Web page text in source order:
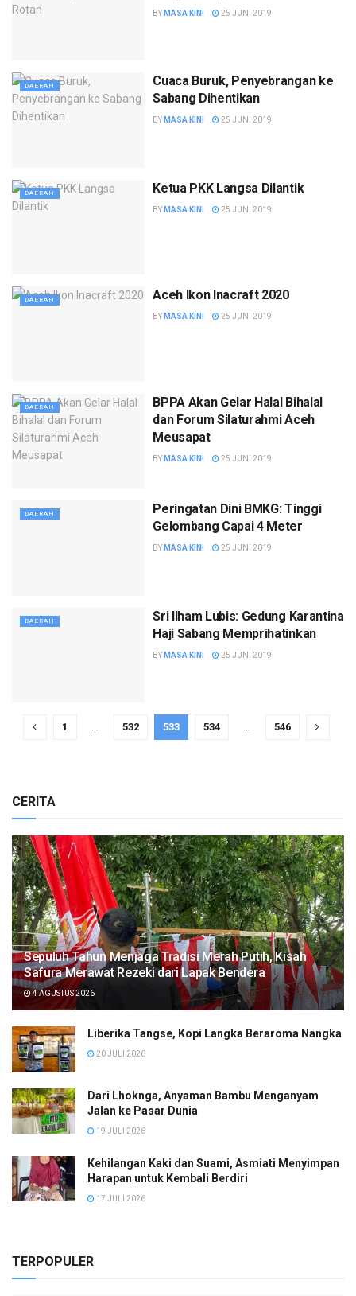
BY MASA KINI 25 JUNI 2019
DAERAH
Cuaca Buruk, Penyebrangan ke
Sabang Dihentikan
BY MASA KINI 25 JUNI 2019
DAERAH Ketua PKK Langsa Dilantik
BY MASA KINI 25 JUNI 2019
DAERAH Aceh Ikon Inacraft 2020
BY MASA KINI 25 JUNI 2019
DAERAH
BPPA Akan Gelar Halal Bihalal
dan Forum Silaturahmi Aceh
Meusapat
BY MASA KINI 25 JUNI 2019
DAERAH
Peringatan Dini BMKG: Tinggi
Gelombang Capai 4 Meter
BY MASA KINI 25 JUNI 2019
DAERAH
Sri Ilham Lubis: Gedung Karantina
Haji Sabang Memprihatinkan
BY MASA KINI 25 JUNI 2019
1 … 532 533 534 … 546
CERITA
Sepuluh Tahun Menjaga Tradisi Merah Putih, Kisah
Safura Merawat Rezeki dari Lapak Bendera
4 AGUSTUS 2026
Liberika Tangse, Kopi Langka Beraroma Nangka
20 JULI 2026
Dari Lhoknga, Anyaman Bambu Menganyam
Jalan ke Pasar Dunia
19 JULI 2026
Kehilangan Kaki dan Suami, Asmiati Menyimpan
Harapan untuk Kembali Berdiri
17 JULI 2026
TERPOPULER